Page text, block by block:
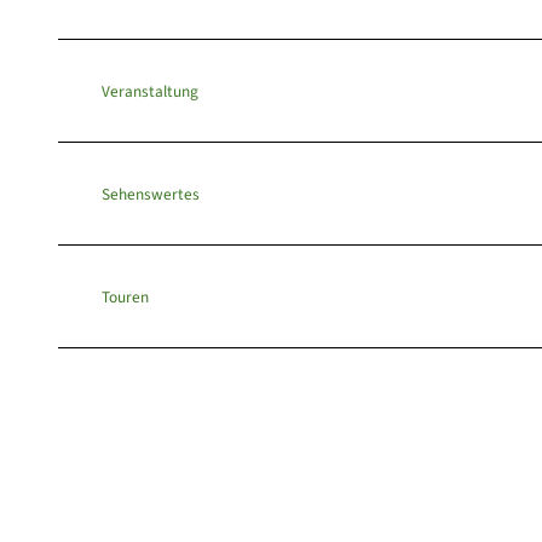
Veranstaltung
Sehenswertes
Touren